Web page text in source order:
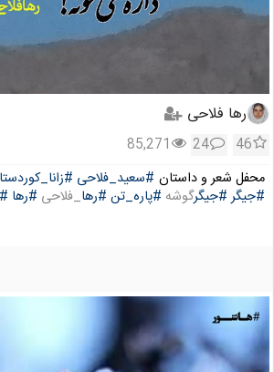
رها فلاحی
46
24
85,271
محفل شعر و داستان #سعید_فلاحی
#جیگر #جیگرگوشه #پاره_تن #رها_فلاحی #رها